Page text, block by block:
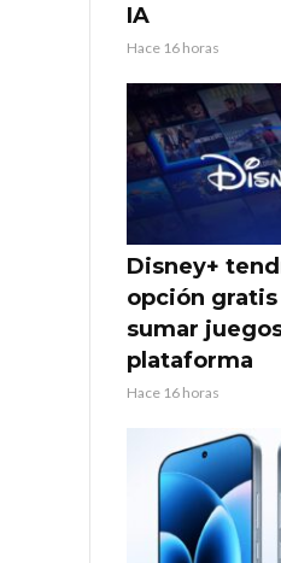
IA
Hace 16 horas
Disney+
opción gratis
sumar
plataforma
Hace 16 horas